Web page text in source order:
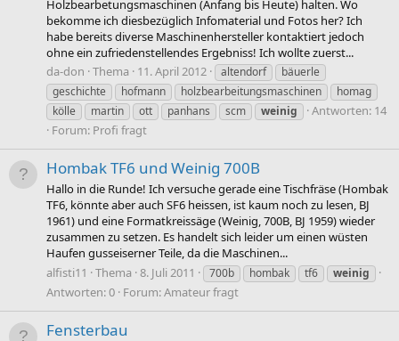
Holzbearbetungsmaschinen (Anfang bis Heute) halten. Wo
bekomme ich diesbezüglich Infomaterial und Fotos her? Ich
habe bereits diverse Maschinenhersteller kontaktiert jedoch
ohne ein zufriedenstellendes Ergebniss! Ich wollte zuerst...
da-don Thema 11. April 2012 altendorf
bäuerle
geschichte
hofmann holzbearbeitungsmaschinen
homag
kölle
martin ott panhans scm weinig
Antworten: 14
Forum: Profi fragt
Hombak TF6 und Weinig 700B
Hallo in die Runde! Ich versuche gerade eine Tischfräse (Hombak
TF6, könnte aber auch SF6 heissen, ist kaum noch zu lesen, BJ
1961) und eine Formatkreissäge (Weinig, 700B, BJ 1959) wieder
zusammen zu setzen. Es handelt sich leider um einen wüsten
Haufen gusseiserner Teile, da die Maschinen...
alfisti11
Thema 8. Juli 2011 700b hombak tf6 weinig
Antworten: 0 Forum:Amateur fragt
Fensterbau